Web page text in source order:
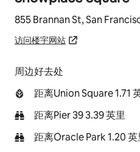
855 Brannan St, San
访问楼宇网站
周边好去处
距离Union Square 1.71
距离Pier 39 3.39 英里
距离Oracle Park 1.20 英